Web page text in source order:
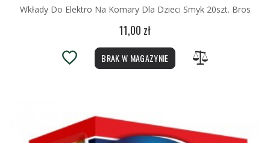
Wkłady Do Elektro Na Komary Dla Dzieci Smyk 20szt. Bros
11,00 zł
BRAK W MAGAZYNIE